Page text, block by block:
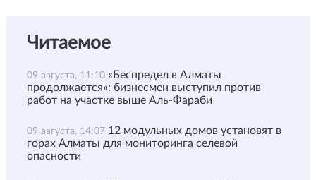
Читаемое
09 августа, 11:10 «Беспредел в Алматы
продолжается»: бизнесмен выступил против
работ на участке выше Аль-Фараби
09 августа, 14:07 12 модульных домов установят в
горах Алматы для мониторинга селевой
опасности